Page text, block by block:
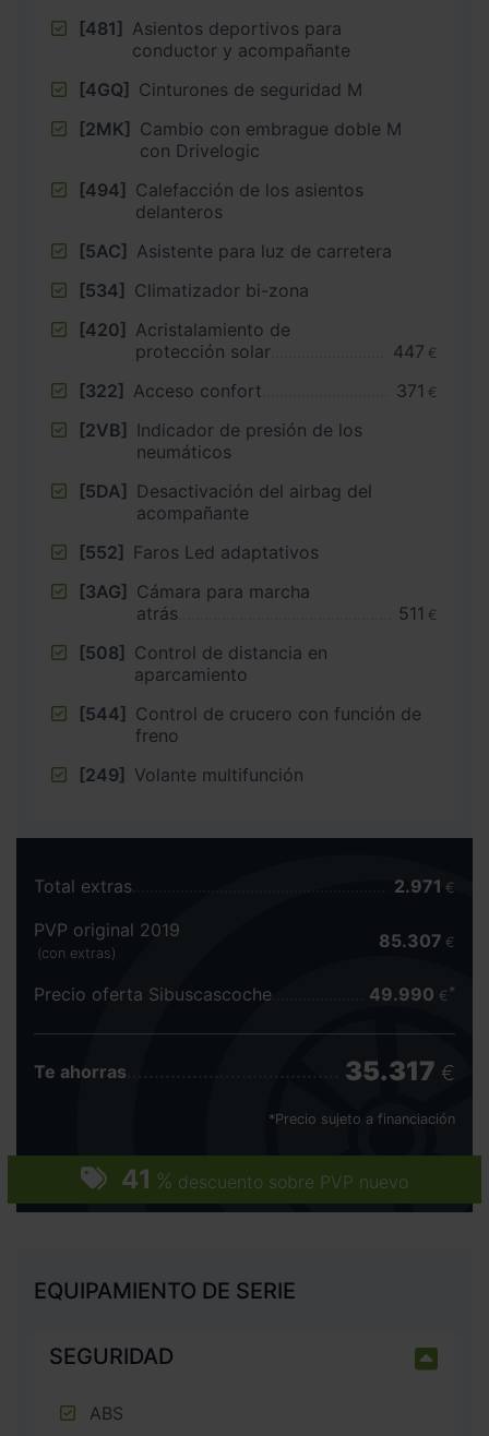
[481] Asientos deportivos para
conductor y acompañante
[4GQ] Cinturones de seguridad M
[2MK] Cambio con embrague doble M
con Drivelogic
[494] Calefacción de los asientos
delanteros
[5AC] Asistente para luz de carretera
[534] Climatizador bi-zona
[420] Acristalamiento de
protección solar
447 €
[322] Acceso confort 371 €
[2VB] Indicador de presión de los
neumáticos
[5DA] Desactivación del airbag del
acompañante
[552] Faros Led adaptativos
[3AG] Cámara para marcha
atrás
511 €
[508] Control de distancia en
aparcamiento
[544] Control de crucero con función de
freno
[249] Volante multifunción
41 % descuento sobre PVP nuevo
Total extras 2.971 €
PVP original 2019
(con extras)
85.307 €
Precio oferta Sibuscascoche 49.990 €
Te ahorras 35.317 €
*Precio sujeto a financiación
EQUIPAMIENTO DE SERIE
SEGURIDAD
ABS